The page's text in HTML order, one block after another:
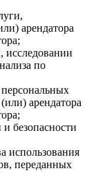
арендатора
исследовании
по
арендатора
безопасности
использования
переданных